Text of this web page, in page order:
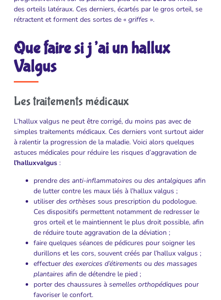
des orteils latéraux. Ces derniers, écartés par le gros orteil, se
rétractent et forment des sortes de « griffes ».
Que faire si j’ai un hallux
Valgus
Les traitements médicaux
L’hallux valgus ne peut être corrigé, du moins pas avec de
simples traitements médicaux. Ces derniers vont surtout aider
à ralentir la progression de la maladie. Voici alors quelques
astuces médicales pour réduire les risques d’aggravation de
l’halluxvalgus :
prendre des anti-inflammatoires ou des antalgiques afin
de lutter contre les maux liés à l’hallux valgus ;
utiliser des orthèses sous prescription du podologue.
Ces dispositifs permettent notamment de redresser le
gros orteil et le maintiennent le plus droit possible, afin
de réduire toute aggravation de la déviation ;
faire quelques séances de pédicures pour soigner les
durillons et les cors, souvent créés par l’hallux valgus ;
effectuer des exercices d’étirements ou des massages
plantaires afin de détendre le pied ;
porter des chaussures à semelles orthopédiques pour
favoriser le confort.